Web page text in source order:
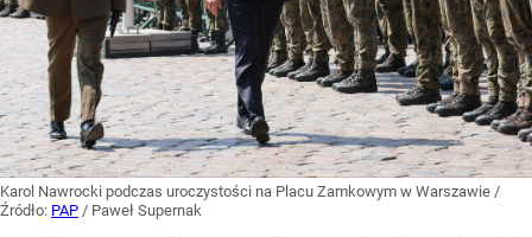
Karol Nawrocki podczas uroczystości na Placu Zamkowym w Warszawie /
Źródło: PAP / Paweł Supernak